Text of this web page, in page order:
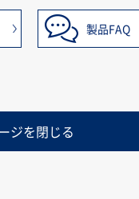
製品FAQ
ジを閉じる